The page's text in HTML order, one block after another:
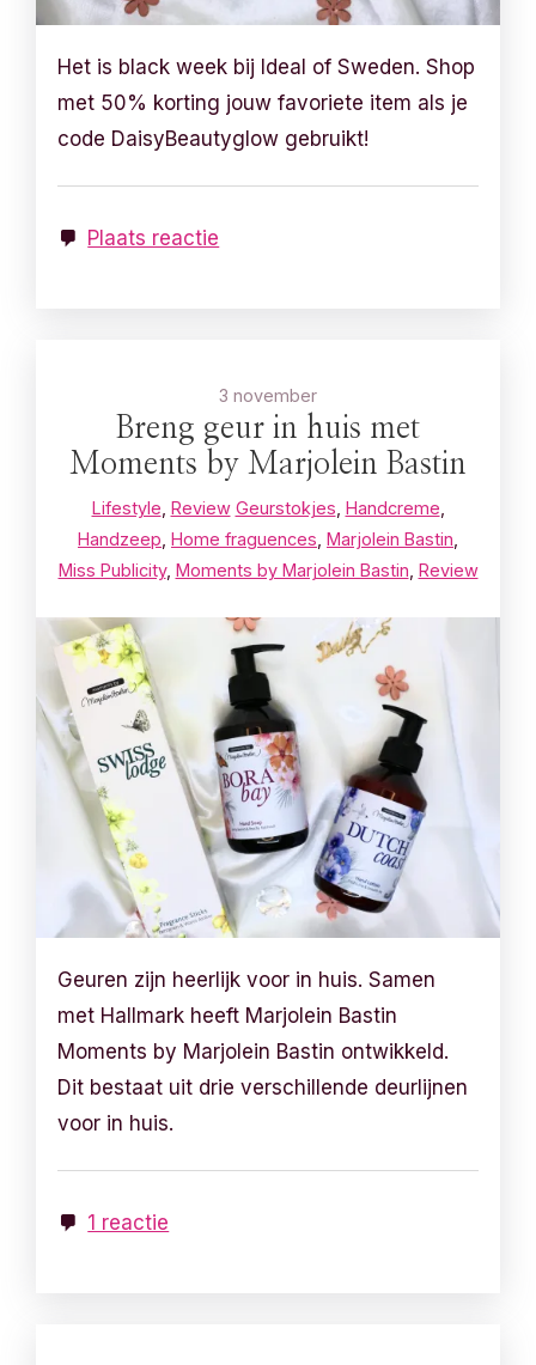
Het is black week bij Ideal of Sweden. Shop
met 50% korting jouw favoriete item als je
code DaisyBeautyglow gebruikt!
Plaats reactie
3 november
Breng geur in huis met
Moments by Marjolein Bastin
Lifestyle Review Geurstokjes Handcreme
Handzeep Home fraguences Marjolein Bastin
Miss Publicity, Moments by Marjolein Bastin Review
Geuren zijn heerlijk voor in huis. Samen
met Hallmark heeft Marjolein Bastin
Moments by Marjolein Bastin ontwikkeld.
Dit bestaat uit drie verschillende deurlijnen
voor in huis.
1 reactie